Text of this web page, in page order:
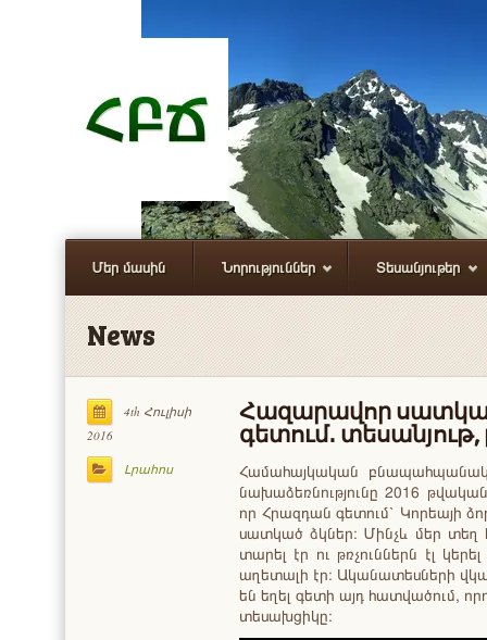
Մեր մասին Նորություններ Տեսանյութեր
News
4th Հուլիսի
2016
Լրահոս
Հազարավոր
գետում․
Համահայկական
նախաձեռնությունը 2016
որ Հրազդան գետում՝ Կորեայի
սատկած ձկներ։ Մինչև մեր տեղ
տարել էր ու թռչուններն էլ
աղետալի էր։ Ականատեսների
են եղել գետի այդ հատվածում,
տեսախցիկը։